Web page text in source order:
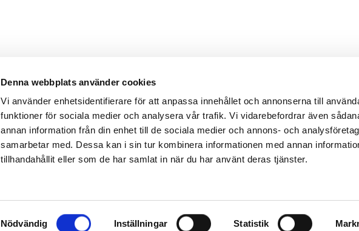
Denna webbplats använder cookies
Vi använder enhetsidentifierare för att anpassa innehållet och annonserna till
funktioner för sociala medier och analysera vår trafik. Vi vidarebefordrar även
annan information från din enhet till de sociala medier och annons- och
samarbetar med. Dessa kan i sin tur kombinera informationen med annan
tillhandahållit eller som de har samlat in när du har använt deras tjänster.
Samtyckesval
Nödvändig Inställningar Statistik